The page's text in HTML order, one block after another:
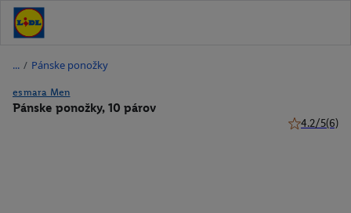
/ Pánske ponožky
esmara Men
Pánske ponožky, 10 párov
4.2/5(6)